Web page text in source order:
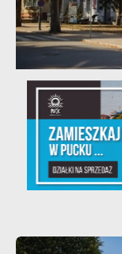
20 - 08 -
Teatralne